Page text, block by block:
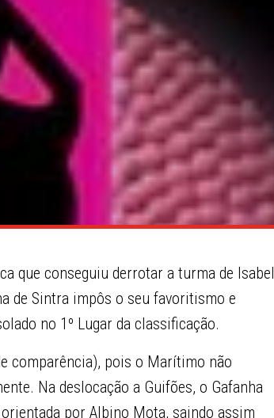
que conseguiu derrotar a turma de Isabel
de Sintra impôs o seu favoritismo e
no 1º Lugar da classificação.
comparência), pois o Marítimo não
Na deslocação a Guifões, o Gafanha
por Albino Mota, saindo assim